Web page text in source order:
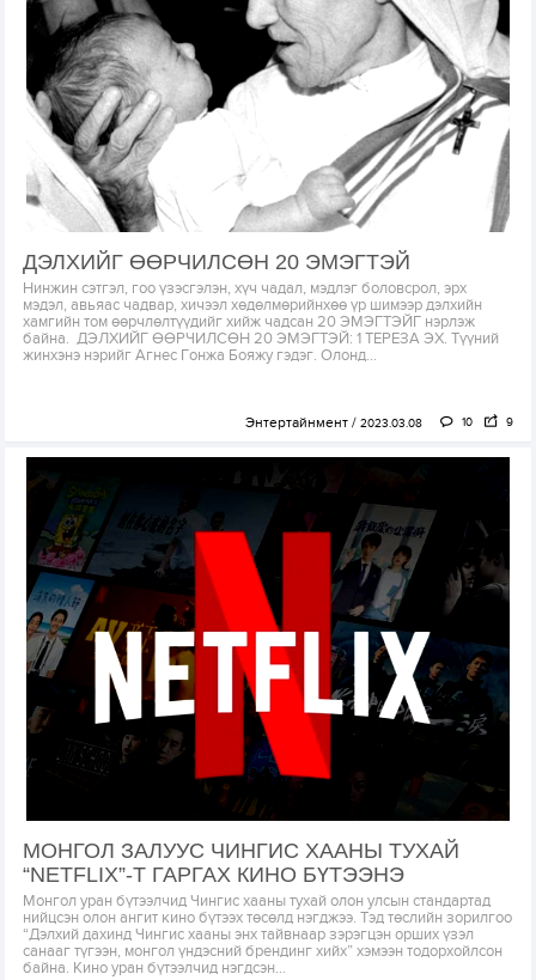
ДЭЛХИЙГ ӨӨРЧИЛСӨН 20 ЭМЭГТЭЙ
Нинжин сэтгэл, гоо үзэсгэлэн, хүч чадал, мэдлэг боловсрол, эрх
мэдэл, авьяас чадвар, хичээл хөдөлмөрийнхөө үр шимээр дэлхийн
хамгийн том өөрчлөлтүүдийг хийж чадсан 20 ЭМЭГТЭЙГ нэрлэж
байна. ДЭЛХИЙГ ӨӨРЧИЛСӨН 20 ЭМЭГТЭЙ: 1 ТЕРЕЗА ЭХ. Түүний
жинхэнэ нэрийг Агнес Гонжа Бояжу гэдэг. Олонд...
Энтертайнмент 2023.03.08 10 9
МОНГОЛ ЗАЛУУС ЧИНГИС ХААНЫ ТУХАЙ
“NETFLIX”-Т ГАРГАХ КИНО БҮТЭЭНЭ
Монгол уран бүтээлчид Чингис хааны тухай олон улсын стандартад
нийцсэн олон ангит кино бүтээх төсөлд нэгджээ. Тэд төслийн зорилгоо
“Дэлхий дахинд Чингис хааны энх тайвнаар зэрэгцэн орших үзэл
санааг түгээн, монгол үндэсний брендинг хийх” хэмээн тодорхойлсон
байна. Кино уран бүтээлчид нэгдсэн...